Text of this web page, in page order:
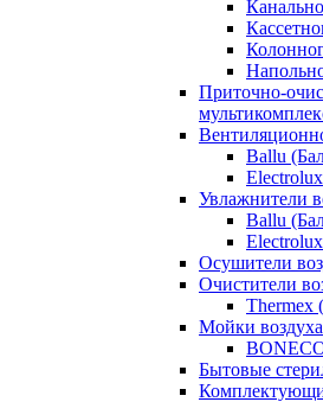
Приточно-
Ballu
Electrolux
Увлажнители
Ballu
Осушители
Очистители
Thermex
Мойки воздуха
Бытовые